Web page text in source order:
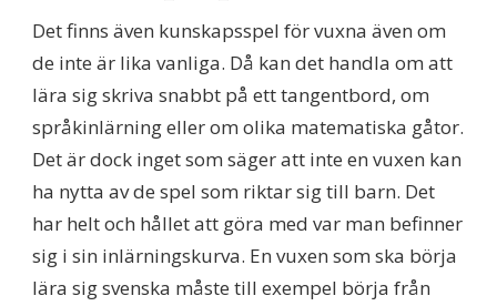
Det finns även kunskapsspel för vuxna även om
de inte är lika vanliga. Då kan det handla om att
lära sig skriva snabbt på ett tangentbord, om
språkinlärning eller om olika matematiska gåtor.
Det är dock inget som säger att inte en vuxen kan
ha nytta av de spel som riktar sig till barn. Det
har helt och hållet att göra med var man befinner
sig i sin inlärningskurva. En vuxen som ska börja
lära sig svenska måste till exempel börja från